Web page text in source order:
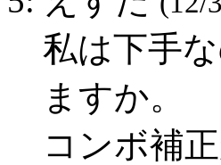
私は下手
ますか。
コンボ補